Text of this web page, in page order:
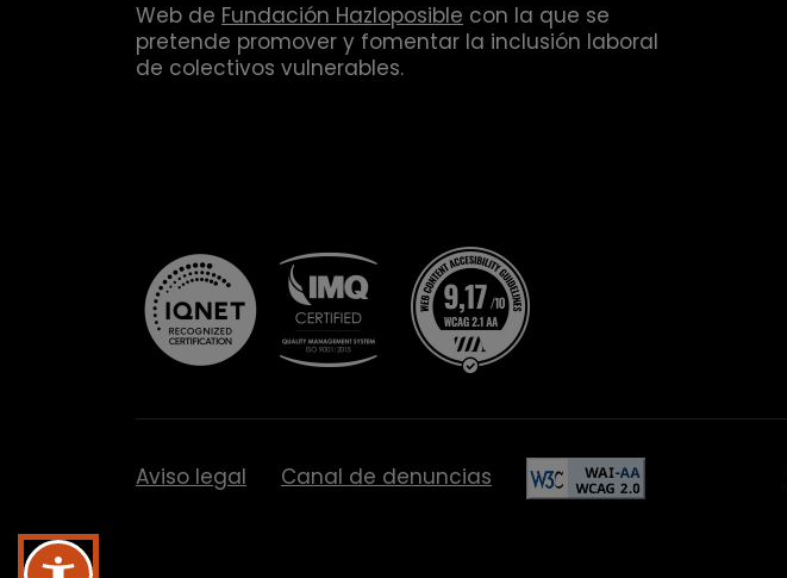
Web de Fundación Hazloposible con la que se
pretende promover y fomentar la inclusión laboral
de colectivos vulnerables.
Aviso legal Canal de denuncias